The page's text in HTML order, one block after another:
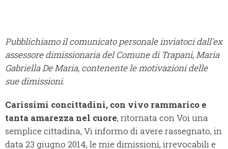
Pubblichiamo il comunicato personale inviatoci dall'ex
assessore dimissionaria del Comune di Trapani, Maria
Gabriella De Maria, contenente le motivazioni delle
sue dimissioni.
Carissimi concittadini, con vivo rammarico e
tanta amarezza nel cuore, ritornata con Voi una
semplice cittadina, Vi informo di avere rassegnato, in
data 23 giugno 2014, le mie dimissioni, irrevocabili e